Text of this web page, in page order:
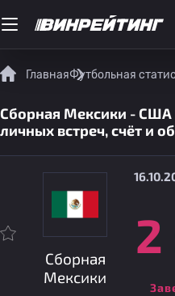
ГлавнаяФутбольная
Сборная Мексики - США
личных встреч, счёт и
Сборная
Мексики
2